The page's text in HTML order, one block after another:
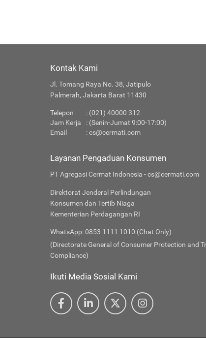
Kontak Kami
Jl. Tomang Raya No. 38, Jatipulo
Palmerah, Jakarta Barat 11430
Telepon
: (021) 40000 312
Jam Kerja
: (Senin-Jumat 9:00-17:00)
Email
:cs@cermati.com
Layanan Pengaduan Konsumen
PT Agregasi Cermat Indonesia - cs@cermati.com
Direktorat Jenderal Perlindungan
Konsumen dan Tertib Niaga
Kementerian Perdagangan RI
WhatsApp: 0853 1111 1010 (Chat Only)
(Directorate General of Consumer Protection and
Compliance)
Ikuti Media Sosial Kami